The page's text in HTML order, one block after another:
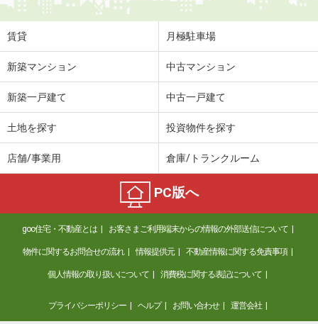
価 格
5.15万円
静岡県静岡市駿河区豊田２丁目
価 格
5.70万円
静岡県静岡市駿河区豊田２丁目
専有面積 26.71m²
静岡県浜松市中央区笠井新田町
住 所
静岡県浜松市中央区笠井新田町
専有面積
57.64m²
賃貸 月極駐車場
新築マンション 中古マンション
新築一戸建て 中古一戸建て
土地を探す 投資物件を探す
店舗/事業用 倉庫/トランクルーム
PC版へ
goo住宅・不動産とは お客さまご利用端末からの情報の外部送信について
物件に関するお問合せの流れ 情報提供元 不動産情報に関する免責事項
個人情報の取り扱いについて 消費税に関する表記について
プライバシーポリシー ヘルプ お問い合わせ 運営会社